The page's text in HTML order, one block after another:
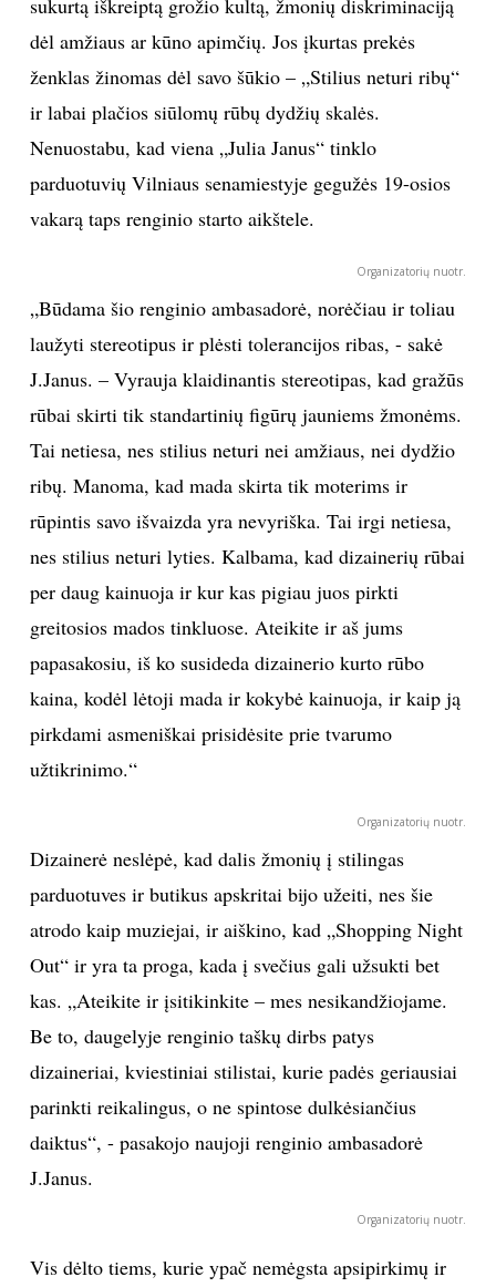
sukurtą iškreiptą grožio kultą, žmonių diskriminaciją
dėl amžiaus ar kūno apimčių. Jos įkurtas prekės
ženklas žinomas dėl savo šūkio – „Stilius neturi ribų“
ir labai plačios siūlomų rūbų dydžių skalės.
Nenuostabu, kad viena „Julia Janus“ tinklo
parduotuvių Vilniaus senamiestyje gegužės 19-osios
vakarą taps renginio starto aikštele.
Organizatorių nuotr.
„Būdama šio renginio ambasadorė, norėčiau ir toliau
laužyti stereotipus ir plėsti tolerancijos ribas, - sakė
J.Janus. – Vyrauja klaidinantis stereotipas, kad gražūs
rūbai skirti tik standartinių figūrų jauniems žmonėms.
Tai netiesa, nes stilius neturi nei amžiaus, nei dydžio
ribų. Manoma, kad mada skirta tik moterims ir
rūpintis savo išvaizda yra nevyriška. Tai irgi netiesa,
nes stilius neturi lyties. Kalbama, kad dizainerių rūbai
per daug kainuoja ir kur kas pigiau juos pirkti
greitosios mados tinkluose. Ateikite ir aš jums
papasakosiu, iš ko susideda dizainerio kurto rūbo
kaina, kodėl lėtoji mada ir kokybė kainuoja, ir kaip ją
pirkdami asmeniškai prisidėsite prie tvarumo
užtikrinimo.“
Organizatorių nuotr.
Dizainerė neslėpė, kad dalis žmonių į stilingas
parduotuves ir butikus apskritai bijo užeiti, nes šie
atrodo kaip muziejai, ir aiškino, kad „Shopping Night
Out“ ir yra ta proga, kada į svečius gali užsukti bet
kas. „Ateikite ir įsitikinkite – mes nesikandžiojame.
Be to, daugelyje renginio taškų dirbs patys
dizaineriai, kviestiniai stilistai, kurie padės geriausiai
parinkti reikalingus, o ne spintose dulkėsiančius
daiktus“, - pasakojo naujoji renginio ambasadorė
J.Janus.
Organizatorių nuotr.
Vis dėlto tiems, kurie ypač nemėgsta apsipirkimų ir